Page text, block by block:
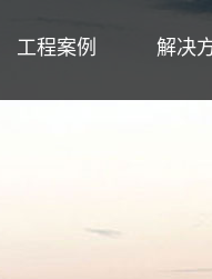
工程案例 解决